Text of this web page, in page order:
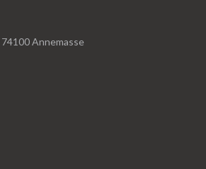
Annemasse((abre numa nova janela))